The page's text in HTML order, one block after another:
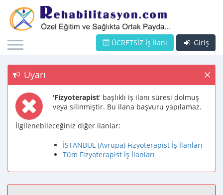
Giriş
ÜCRETSİZ İş İlanı
Uyarı
'Fizyoterapist' başlıklı iş ilanı süresi dolmuş
veya silinmiştir. Bu ilana başvuru yapılamaz.
İlgilenebileceğiniz diğer ilanlar:
İSTANBUL (Avrupa) Fizyoterapist İş İlanları
Tüm Fizyoterapist İş İlanları